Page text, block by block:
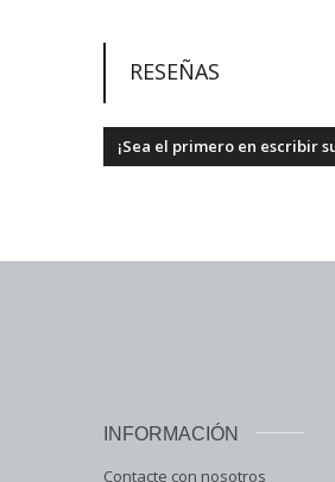
RESEÑAS
¡Sea el primero en escribir
INFORMACIÓN
Contacte con nosotros